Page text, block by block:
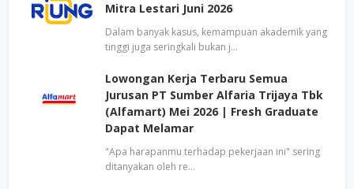
Mitra Lestari Juni 2026
Dalam banyak kasus, kemampuan akademik yang
tinggi juga seringkali bukan j…
Lowongan Kerja Terbaru Semua
Jurusan PT Sumber Alfaria Trijaya Tbk
(Alfamart) Mei 2026 | Fresh Graduate
Dapat Melamar
"Apa harapanmu terhadap pekerjaan ini" sering
ditanyakan oleh re…